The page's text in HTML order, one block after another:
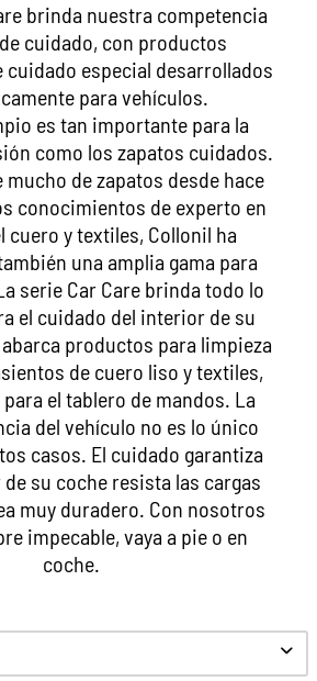
brinda nuestra competencia
cuidado, con productos
cuidado especial desarrollados
para vehículos.
es tan importante para la
como los zapatos cuidados.
mucho de zapatos desde hace
conocimientos de experto en
cuero y textiles, Collonil ha
una amplia gama para
serie Car Care brinda todo lo
el cuidado del interior de su
productos para limpieza
de cuero liso y textiles,
el tablero de mandos. La
del vehículo no es lo único
casos. El cuidado garantiza
su coche resista las cargas
muy duradero. Con nosotros
impecable, vaya a pie o en
coche.